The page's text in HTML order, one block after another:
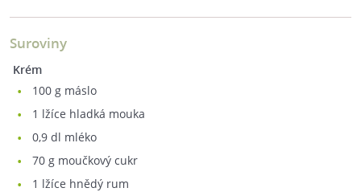
Suroviny
Krém
100 g máslo
1 lžíce hladká mouka
0,9 dl mléko
70 g moučkový cukr
1 lžíce hnědý rum